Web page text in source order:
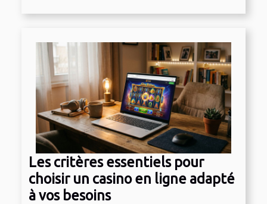
Les critères essentiels pour
choisir un casino en ligne adapté
à vos besoins